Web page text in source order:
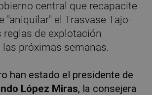
central que recapacite
"aniquilar" el Trasvase Tajo-
reglas de explotación
próximas semanas.
han estado el presidente de
López Miras, la consejera